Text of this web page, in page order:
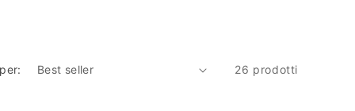
26 prodotti